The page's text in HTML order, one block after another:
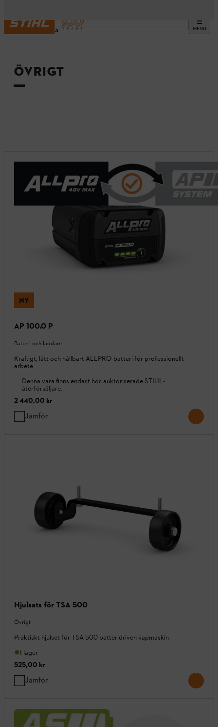
MENU
Startsida
ÖVRIGT
NY
AP 100.0 P
Batteri och laddare
Kraftigt, lätt och hållbart ALLPRO-batteri för professionellt
arbete
Denna vara finns endast hos auktoriserade STIHL-
återförsäljare.
2 440,00 kr
Jämför
Hjulsats för TSA 500
Övrigt
Praktiskt hjulset för TSA 500 batteridriven kapmaskin
I lager
525,00 kr
Jämför